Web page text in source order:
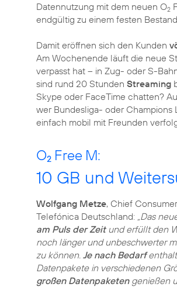
Datennutzung mit dem neuen O2
endgültig zu einem festen
Damit eröffnen sich den Kunden
Am Wochenende läuft die neue
verpasst hat – in Zug- oder S-
sind rund 20 Stunden Streaming
Skype oder FaceTime chatten?
wer Bundesliga- oder Champions
einfach mobil mit Freunden
O2 Free M:
10 GB und
Wolfgang Metze, Chief
Telefónica Deutschland: „Das
am Puls der Zeitund erfüllt den
noch länger und unbeschwerter
zu können. Je nach Bedarf
Datenpakete in verschiedenen
großen Datenpaketengenießen